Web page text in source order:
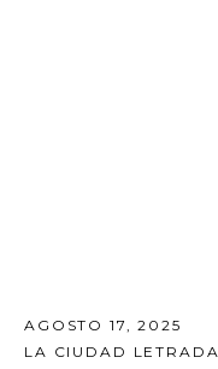
AGOSTO 17, 2025
LA CIUDAD LETRADA